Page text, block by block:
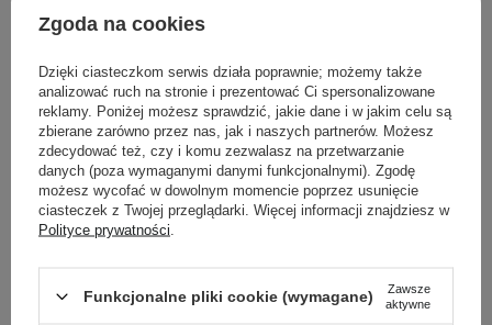
SPF50+/PA++++ - Lekki
Nawilżający Krem z
Przeciwsłonecznym -
50ml
156
59,00 zł
41,30 zł
54
89,00 zł
53,40 zł
Zgoda na cookies
Dzięki ciasteczkom serwis działa poprawnie; możemy także
analizować ruch na stronie i prezentować Ci spersonalizowane
reklamy. Poniżej możesz sprawdzić, jakie dane i w jakim celu są
zbierane zarówno przez nas, jak i naszych partnerów. Możesz
zdecydować też, czy i komu zezwalasz na przetwarzanie
danych (poza wymaganymi danymi funkcjonalnymi). Zgodę
możesz wycofać w dowolnym momencie poprzez usunięcie
ciasteczek z Twojej przeglądarki. Więcej informacji znajdziesz w
Polityce prywatności
Funkcjonalne pliki cookie (wymagane)
Zawsze
aktywne